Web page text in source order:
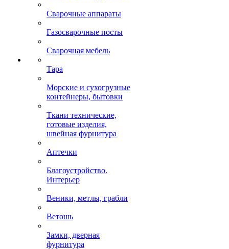
Сварочные аппараты
Газосварочные посты
Сварочная мебель
Тара
Морские и сухогрузные
контейнеры, бытовки
Ткани технические,
готовые изделия,
швейная фурнитура
Аптечки
Благоустройство.
Интерьер
Веники, метлы, грабли
Ветошь
Замки, дверная
фурнитура